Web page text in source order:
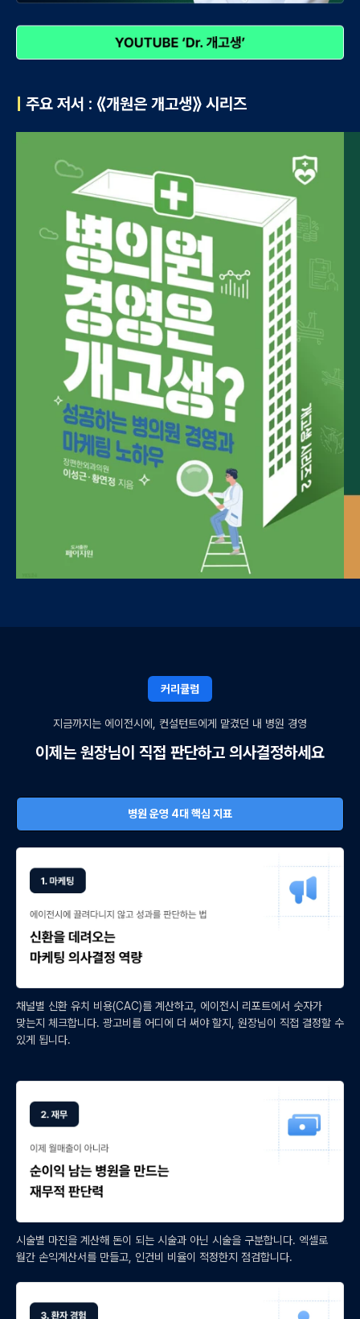
주요 저서 : ⟪개원은 개고생⟫ 시리즈
커리큘럼
지금까지는 에이전시에, 컨설턴트에게 맡겼던 내 병원 경영
이제는 원장님이 직접 판단하고 의사결정하세요
병원 운영 4대 핵심 지표
채널별 신환 유치 비용(CAC)를 계산하고, 에이전시 리포트에서 숫자가
맞는지 체크합니다. 광고비를 어디에 더 써야 할지, 원장님이 직접 결정할 수
있게 됩니다.
시술별 마진을 계산해 돈이 되는 시술과 아닌 시술을 구분합니다. 엑셀로
월간 손익계산서를 만들고, 인건비 비율이 적정한지 점검합니다.